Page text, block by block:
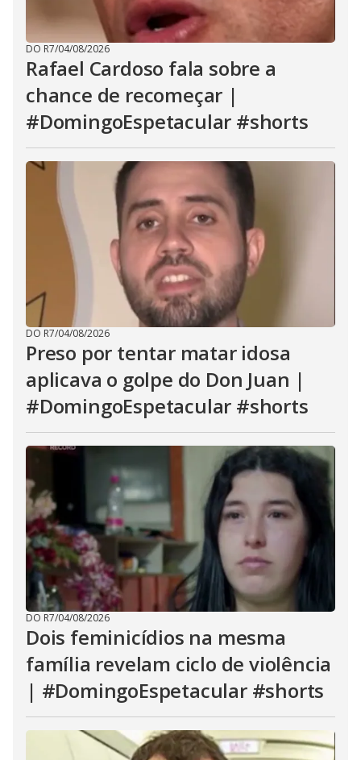
DO R7/04/08/2026
Rafael Cardoso fala sobre a
chance de recomeçar |
#DomingoEspetacular #shorts
DO R7/04/08/2026
Preso por tentar matar idosa
aplicava o golpe do Don Juan |
#DomingoEspetacular #shorts
DO R7/04/08/2026
Dois feminicídios na mesma
família revelam ciclo de violência
| #DomingoEspetacular #shorts